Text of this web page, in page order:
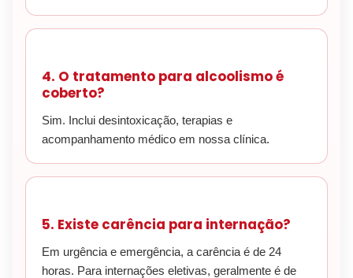
4. O tratamento para alcoolismo é
coberto?
Sim. Inclui desintoxicação, terapias e
acompanhamento médico em nossa clínica.
5. Existe carência para internação?
Em urgência e emergência, a carência é de 24
horas. Para internações eletivas, geralmente é de